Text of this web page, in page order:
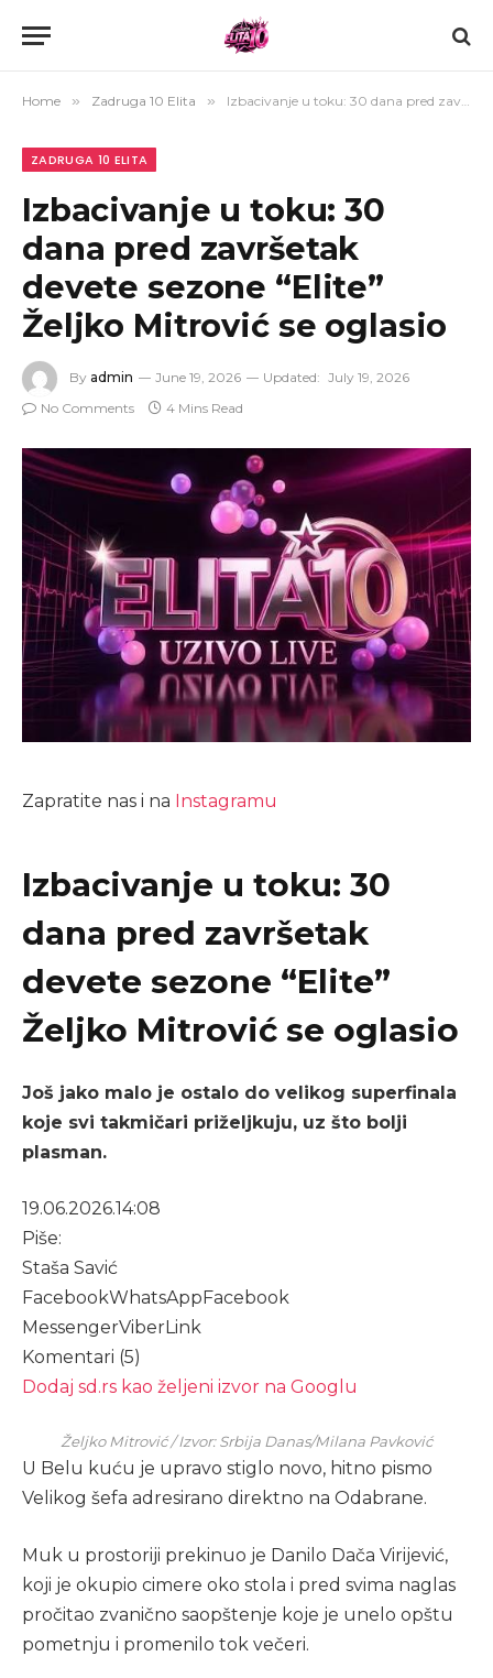
Home » Zadruga 10 Elita » Izbacivanje u toku: 30 dana pred završetak devete sezone “Elite” Željko Mitrović se oglasio
ZADRUGA 10 ELITA
Izbacivanje u toku: 30
dana pred završetak
devete sezone “Elite”
Željko Mitrović se oglasio
By admin June 19, 2026 Updated: July 19, 2026
No Comments
4 Mins Read
Zapratite nas i na Instagramu
Izbacivanje u toku: 30
dana pred završetak
devete sezone “Elite”
Željko Mitrović se oglasio
Još jako malo je ostalo do velikog superfinala
koje svi takmičari priželjkuju, uz što bolji
plasman.
19.06.2026.14:08
Piše:
Staša Savić
FacebookWhatsApp Facebook
MessengerViberLink
Komentari (5)
Dodaj sd.rs kao željeni izvor na Googlu
Željko Mitrović / Izvor: Srbija Danas/Milana Pavković
U Belu kuću je upravo stiglo novo, hitno pismo
Velikog šefa adresirano direktno na Odabrane.
Muk u prostoriji prekinuo je Danilo Dača Virijević,
koji je okupio cimere oko stola i pred svima naglas
pročitao zvanično saopštenje koje je unelo opštu
pometnju i promenilo tok večeri.